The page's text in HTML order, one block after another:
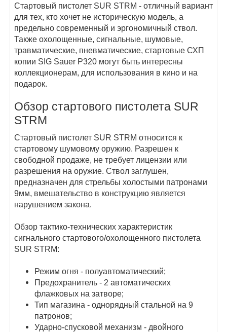
Стартовый пистолет SUR STRM - отличный вариант
для тех, кто хочет не историческую модель, а
предельно современный и эргономичный ствол.
Также охолощенные, сигнальные, шумовые,
травматические, пневматические, стартовые СХП
копии SIG Sauer P320 могут быть интересны
коллекционерам, для использования в кино и на
подарок.
Обзор стартового пистолета SUR
STRM
Стартовый пистолет SUR STRM относится к
стартовому шумовому оружию. Разрешен к
свободной продаже, не требует лицензии или
разрешения на оружие. Ствол заглушен,
предназначен для стрельбы холостыми патронами
9мм, вмешательство в конструкцию является
нарушением закона.
Обзор тактико-технических характеристик
сигнального стартового/охолощенного пистолета
SUR STRM:
Режим огня - полуавтоматический;
Предохранитель - 2 автоматических
флажковых на затворе;
Тип магазина - однорядный стальной на 9
патронов;
Ударно-спусковой механизм - двойного